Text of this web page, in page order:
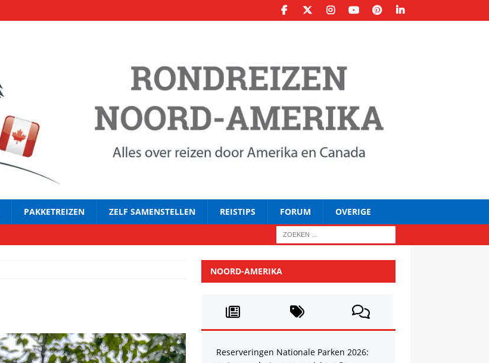
PAKKETREIZEN ZELF SAMENSTELLEN REISTIPS FORUM OVERIGE
NOORD-AMERIKA
Reserveringen Nationale Parken 2026: